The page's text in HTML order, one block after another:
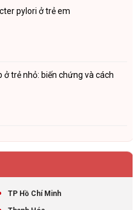
pylori ở trẻ em
ở trẻ nhỏ: biến chứng và cách
TP Hồ Chí Minh